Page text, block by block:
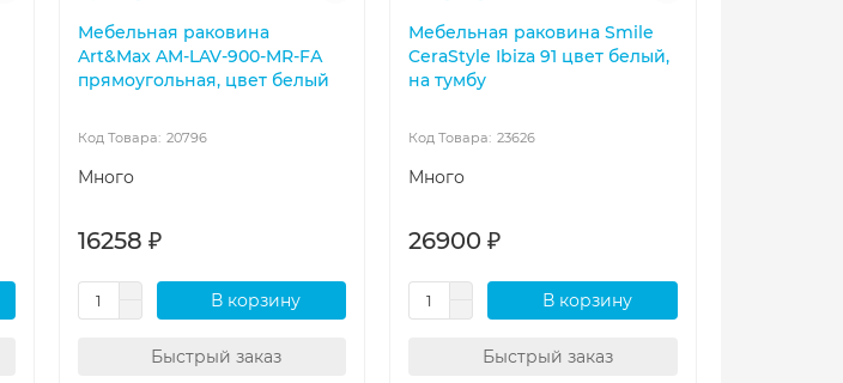
Мебельная раковина
Art&Max AM-LAV-900-MR-FА
прямоугольная, цвет белый
20796
Много
16258 ₽
В корзину
Быстрый заказ
Мебельная раковина Smile
CeraStyle Ibiza 91 цвет белый,
на тумбу
23626
Много
26900 ₽
В корзину
Быстрый заказ